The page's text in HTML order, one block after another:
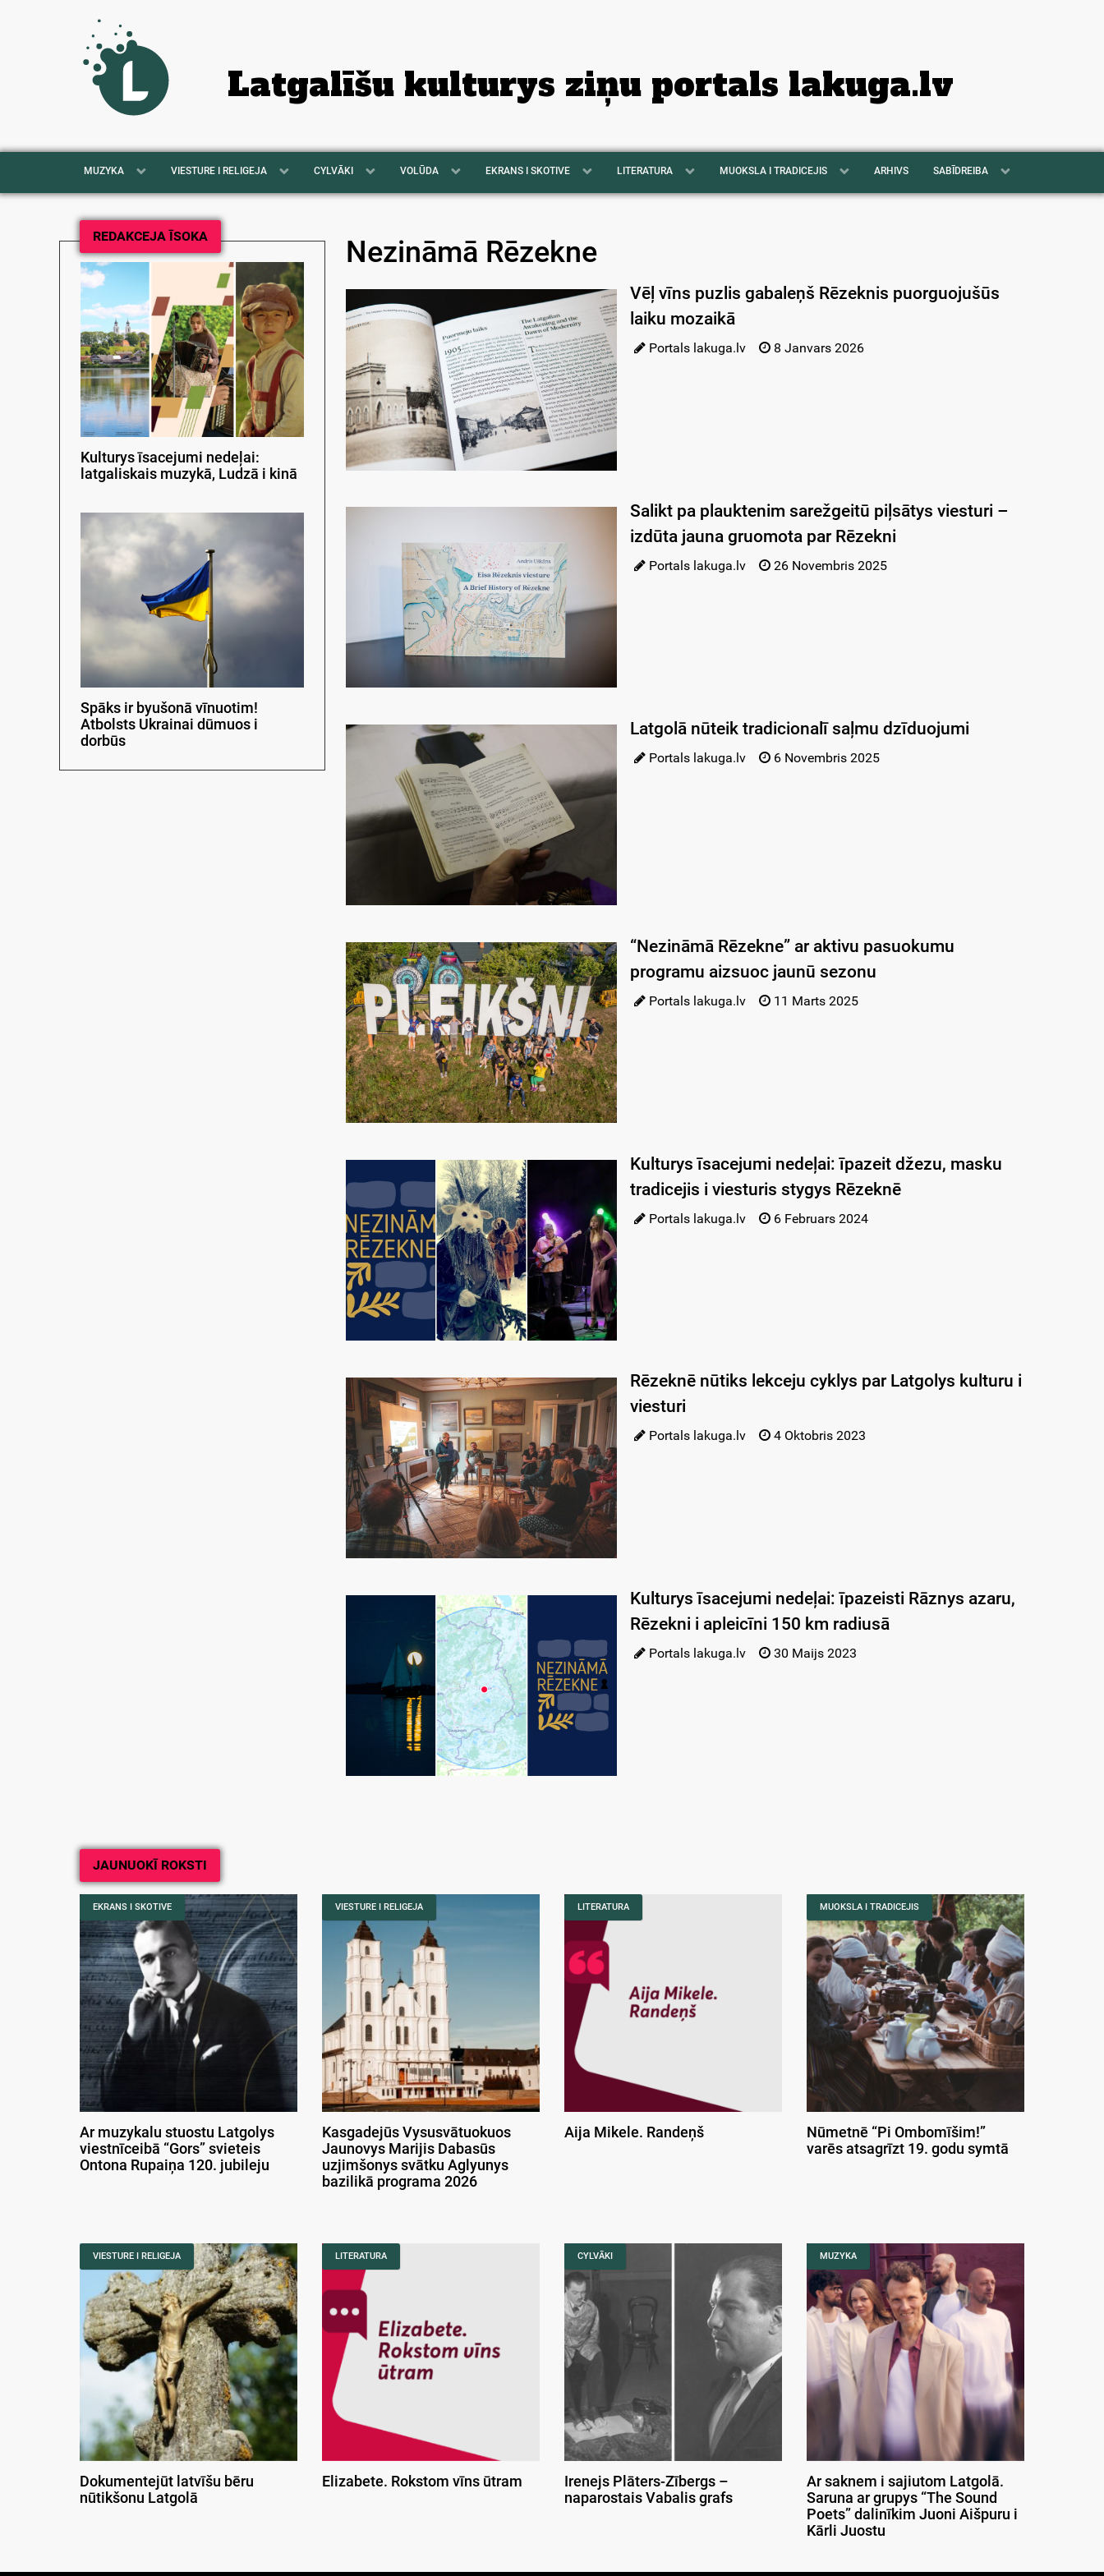
Latgalīšu kulturys ziņu portals lakuga.lv
MUZYKA VIESTURE I RELIGEJA CYLVĀKI VOLŪDA EKRANS I SKOTIVE LITERATURA MUOKSLA I TRADICEJIS ARHIVS SABĪDREIBA
REDAKCEJA ĪSOKA
Kulturys īsacejumi nedeļai:
latgaliskais muzykā, Ludzā i kinā
Spāks ir byušonā vīnuotim!
Atbolsts Ukrainai dūmuos i
dorbūs
Nezināmā Rēzekne
Vēļ vīns puzlis gabaleņš Rēzeknis puorguojušūs
laiku mozaikā
Portals lakuga.lv 8 Janvars 2026
Salikt pa plauktenim sarežgeitū piļsātys viesturi –
izdūta jauna gruomota par Rēzekni
Portals lakuga.lv 26 Novembris 2025
Latgolā nūteik tradicionalī saļmu dzīduojumi
Portals lakuga.lv 6 Novembris 2025
“Nezināmā Rēzekne” ar aktivu pasuokumu
programu aizsuoc jaunū sezonu
Portals lakuga.lv 11 Marts 2025
Kulturys īsacejumi nedeļai: īpazeit džezu, masku
tradicejis i viesturis stygys Rēzeknē
Portals lakuga.lv 6 Februars 2024
Rēzeknē nūtiks lekceju cyklys par Latgolys kulturu i
viesturi
Portals lakuga.lv 4 Oktobris 2023
Kulturys īsacejumi nedeļai: īpazeisti Rāznys azaru,
Rēzekni i apleicīni 150 km radiusā
Portals lakuga.lv 30 Maijs 2023
JAUNUOKĪ ROKSTI
EKRANS I SKOTIVE
Ar muzykalu stuostu Latgolys
viestnīceibā “Gors” svieteis
Ontona Rupaiņa 120. jubileju
VIESTURE I RELIGEJA
Kasgadejūs Vysusvātuokuos
Jaunovys Marijis Dabasūs
uzjimšonys svātku Aglyunys
bazilikā programa 2026
LITERATURA
Aija Mikele. Randeņš
MUOKSLA I TRADICEJIS
Nūmetnē “Pi Ombomīšim!”
varēs atsagrīzt 19. godu symtā
VIESTURE I RELIGEJA
Dokumentejūt latvīšu bēru
nūtikšonu Latgolā
LITERATURA
Elizabete. Rokstom vīns ūtram
CYLVĀKI
Irenejs Plāters-Zībergs –
naparostais Vabalis grafs
MUZYKA
Ar saknem i sajiutom Latgolā.
Saruna ar grupys “The Sound
Poets” dalinīkim Juoni Aišpuru i
Kārli Juostu